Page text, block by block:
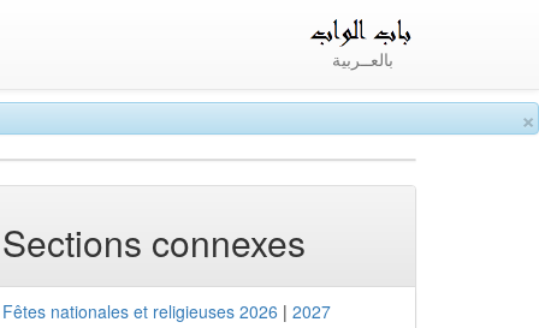
×
بالعــربية
Sections connexes
Fêtes nationales et religieuses 2026 | 2027